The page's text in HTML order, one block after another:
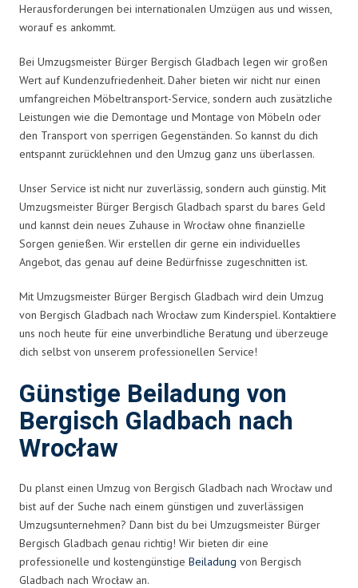
Herausforderungen bei internationalen Umzügen aus und wissen,
worauf es ankommt.
Bei Umzugsmeister Bürger Bergisch Gladbach legen wir großen
Wert auf Kundenzufriedenheit. Daher bieten wir nicht nur einen
umfangreichen Möbeltransport-Service, sondern auch zusätzliche
Leistungen wie die Demontage und Montage von Möbeln oder
den Transport von sperrigen Gegenständen. So kannst du dich
entspannt zurücklehnen und den Umzug ganz uns überlassen.
Unser Service ist nicht nur zuverlässig, sondern auch günstig. Mit
Umzugsmeister Bürger Bergisch Gladbach sparst du bares Geld
und kannst dein neues Zuhause in Wrocław ohne finanzielle
Sorgen genießen. Wir erstellen dir gerne ein individuelles
Angebot, das genau auf deine Bedürfnisse zugeschnitten ist.
Mit Umzugsmeister Bürger Bergisch Gladbach wird dein Umzug
von Bergisch Gladbach nach Wrocław zum Kinderspiel. Kontaktiere
uns noch heute für eine unverbindliche Beratung und überzeuge
dich selbst von unserem professionellen Service!
Günstige Beiladung von
Bergisch Gladbach nach
Wrocław
Du planst einen Umzug von Bergisch Gladbach nach Wrocław und
bist auf der Suche nach einem günstigen und zuverlässigen
Umzugsunternehmen? Dann bist du bei Umzugsmeister Bürger
Bergisch Gladbach genau richtig! Wir bieten dir eine
professionelle und kostengünstige Beiladung von Bergisch
Gladbach nach Wrocław an.